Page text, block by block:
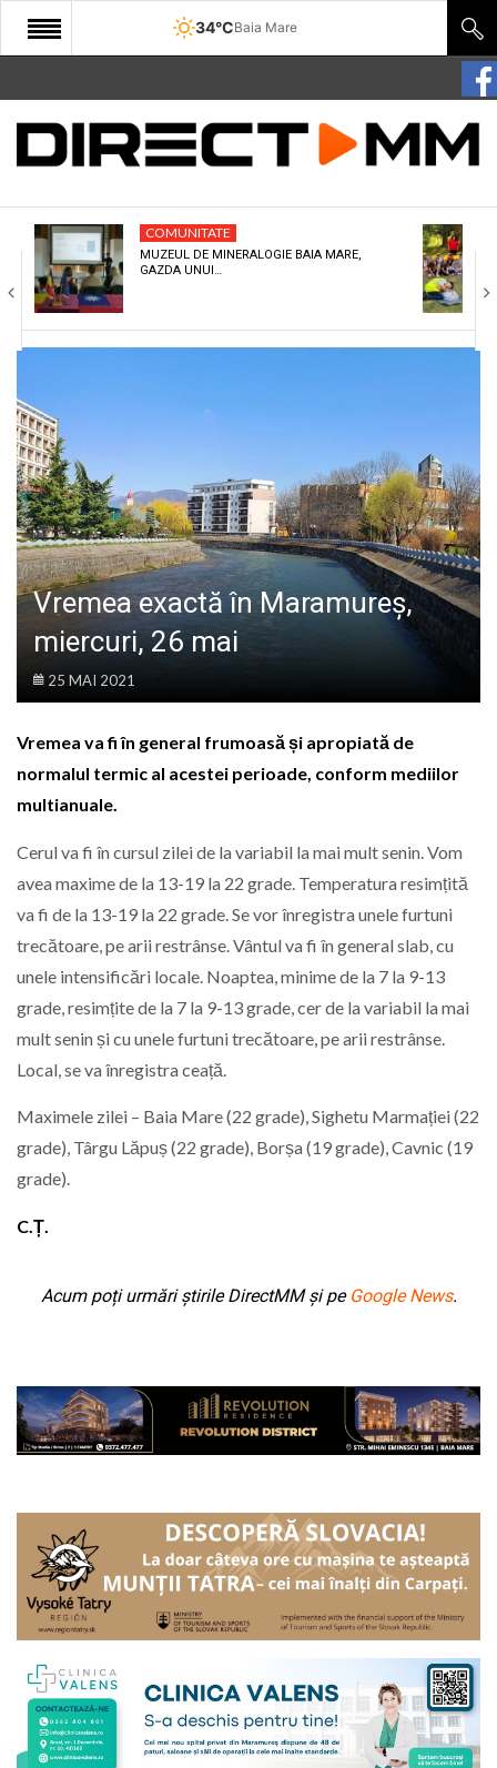
34°CBaia Mare
START
COMUNITATE
CULTURA
ECONOMIE
SANATATE
SPECIAL
POLITIC
LIFE
COMUNITATE
MUZEUL DE MINERALOGIE BAIA MARE,
GAZDA UNUI…
Vremea exactă în Maramureș,
miercuri, 26 mai
25 MAI 2021
Vremea va fi în general frumoasă și apropiată de
normalul termic al acestei perioade, conform mediilor
multianuale.
Cerul va fi în cursul zilei de la variabil la mai mult senin. Vom
avea maxime de la 13-19 la 22 grade. Temperatura resimțită
va fi de la 13-19 la 22 grade. Se vor înregistra unele furtuni
trecătoare, pe arii restrânse. Vântul va fi în general slab, cu
unele intensificări locale. Noaptea, minime de la 7 la 9-13
grade, resimțite de la 7 la 9-13 grade, cer de la variabil la mai
mult senin și cu unele furtuni trecătoare, pe arii restrânse.
Local, se va înregistra ceață.
Maximele zilei – Baia Mare (22 grade), Sighetu Marmației (22
grade), Târgu Lăpuș (22 grade), Borșa (19 grade), Cavnic (19
grade).
C.Ț.
Acum poți urmări știrile DirectMM și pe Google News.